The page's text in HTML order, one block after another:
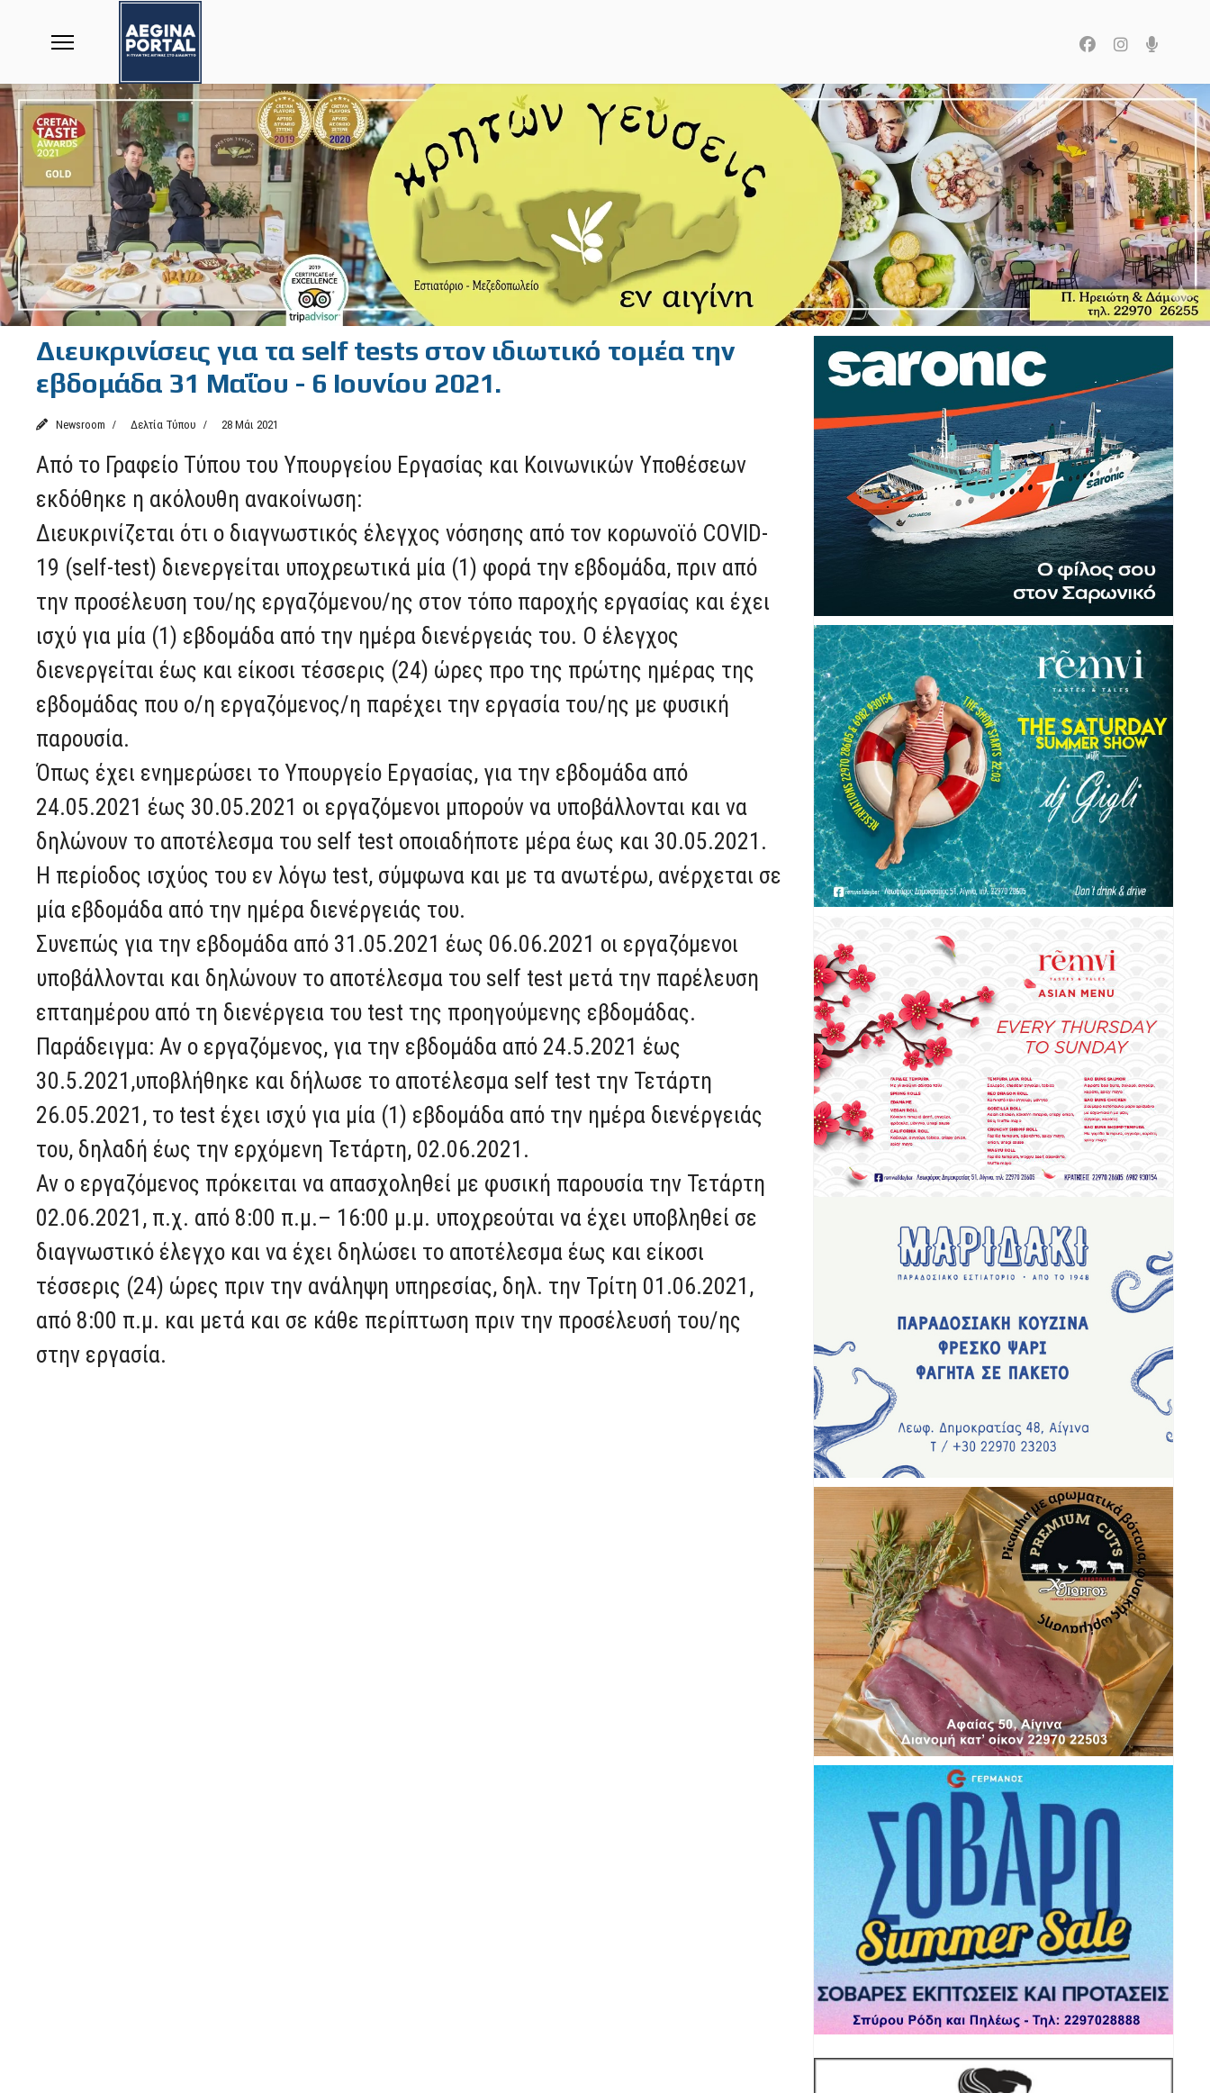
Διευκρινίσεις για τα self tests στον ιδιωτικό τομέα την
εβδομάδα 31 Μαΐου - 6 Ιουνίου 2021.
Newsroom Δελτία Τύπου 28 Μάι 2021
Από το Γραφείο Τύπου του Υπουργείου Εργασίας και Κοινωνικών Υποθέσεων
εκδόθηκε η ακόλουθη ανακοίνωση:
Διευκρινίζεται ότι ο διαγνωστικός έλεγχος νόσησης από τον κορωνοϊό COVID-
19 (self-test) διενεργείται υποχρεωτικά μία (1) φορά την εβδομάδα, πριν από
την προσέλευση του/ης εργαζόμενου/ης στον τόπο παροχής εργασίας και έχει
ισχύ για μία (1) εβδομάδα από την ημέρα διενέργειάς του. Ο έλεγχος
διενεργείται έως και είκοσι τέσσερις (24) ώρες προ της πρώτης ημέρας της
εβδομάδας που ο/η εργαζόμενος/η παρέχει την εργασία του/ης με φυσική
παρουσία.
Όπως έχει ενημερώσει το Υπουργείο Εργασίας, για την εβδομάδα από
24.05.2021 έως 30.05.2021 οι εργαζόμενοι μπορούν να υποβάλλονται και να
δηλώνουν το αποτέλεσμα του self test οποιαδήποτε μέρα έως και 30.05.2021.
Η περίοδος ισχύος του εν λόγω test, σύμφωνα και με τα ανωτέρω, ανέρχεται σε
μία εβδομάδα από την ημέρα διενέργειάς του.
Συνεπώς για την εβδομάδα από 31.05.2021 έως 06.06.2021 οι εργαζόμενοι
υποβάλλονται και δηλώνουν το αποτέλεσμα του self test μετά την παρέλευση
επταημέρου από τη διενέργεια του test της προηγούμενης εβδομάδας.
Παράδειγμα: Αν ο εργαζόμενος, για την εβδομάδα από 24.5.2021 έως
30.5.2021,υποβλήθηκε και δήλωσε το αποτέλεσμα self test την Τετάρτη
26.05.2021, το test έχει ισχύ για μία (1) εβδομάδα από την ημέρα διενέργειάς
του, δηλαδή έως την ερχόμενη Τετάρτη, 02.06.2021.
Αν ο εργαζόμενος πρόκειται να απασχοληθεί με φυσική παρουσία την Τετάρτη
02.06.2021, π.χ. από 8:00 π.μ.– 16:00 μ.μ. υποχρεούται να έχει υποβληθεί σε
διαγνωστικό έλεγχο και να έχει δηλώσει το αποτέλεσμα έως και είκοσι
τέσσερις (24) ώρες πριν την ανάληψη υπηρεσίας, δηλ. την Τρίτη 01.06.2021,
από 8:00 π.μ. και μετά και σε κάθε περίπτωση πριν την προσέλευσή του/ης
στην εργασία.